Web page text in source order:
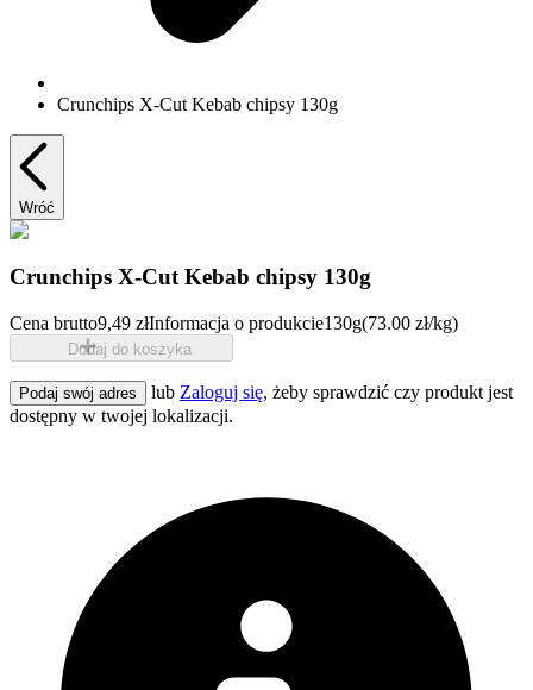
Crunchips X-Cut Kebab chipsy 130g
Wróć
Crunchips X-Cut Kebab chipsy 130g
Cena brutto9,49 złInformacja o produkcie130g(73.00 zł/kg)
Dodaj do koszyka
Podaj swój adres lub Zaloguj się, żeby sprawdzić czy produkt jest
dostępny w twojej lokalizacji.